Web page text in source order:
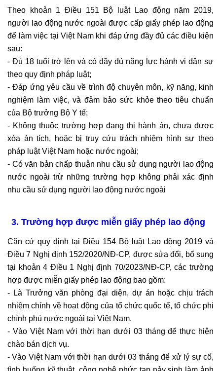
Theo khoản 1 Điều 151 Bộ luật Lao động năm 2019,
người lao động nước ngoài được cấp giấy phép lao động
để làm việc tại Việt Nam khi đáp ứng đầy đủ các điều kiện
sau:
- Đủ 18 tuổi trở lên và có đầy đủ năng lực hành vi dân sự
theo quy định pháp luật;
- Đáp ứng yêu cầu về trình độ chuyên môn, kỹ năng, kinh
nghiệm làm việc, và đảm bảo sức khỏe theo tiêu chuẩn
của Bộ trưởng Bộ Y tế;
- Không thuộc trường hợp đang thi hành án, chưa được
xóa án tích, hoặc bị truy cứu trách nhiệm hình sự theo
pháp luật Việt Nam hoặc nước ngoài;
- Có văn bản chấp thuận nhu cầu sử dụng người lao động
nước ngoài trừ những trường hợp không phải xác định
nhu cầu sử dụng người lao động nước ngoài
3. Trường hợp được miễn giấy phép lao động
Căn cứ quy định tại Điều 154 Bộ luật Lao động 2019 và
Điều 7 Nghị định 152/2020/NĐ-CP, được sửa đổi, bổ sung
tại khoản 4 Điều 1 Nghị định 70/2023/NĐ-CP, các trường
hợp được miễn giấy phép lao động bao gồm:
- Là Trưởng văn phòng đại diện, dự án hoặc chịu trách
nhiệm chính về hoạt động của tổ chức quốc tế, tổ chức phi
chính phủ nước ngoài tại Việt Nam.
- Vào Việt Nam với thời hạn dưới 03 tháng để thực hiện
chào bán dịch vụ.
- Vào Việt Nam với thời hạn dưới 03 tháng để xử lý sự cố,